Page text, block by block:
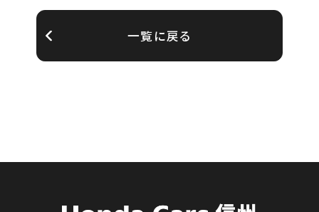
一覧に戻る